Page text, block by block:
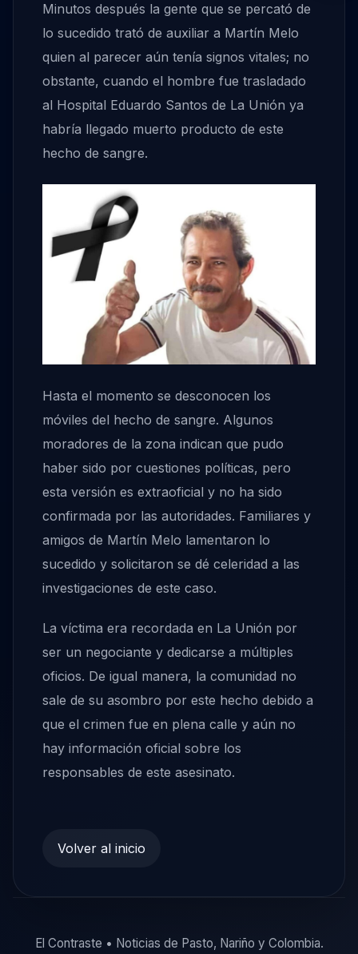
Minutos después la gente que se percató de
lo sucedido trató de auxiliar a Martín Melo
quien al parecer aún tenía signos vitales; no
obstante, cuando el hombre fue trasladado
al Hospital Eduardo Santos de La Unión ya
habría llegado muerto producto de este
hecho de sangre.
Hasta el momento se desconocen los
móviles del hecho de sangre. Algunos
moradores de la zona indican que pudo
haber sido por cuestiones políticas, pero
esta versión es extraoficial y no ha sido
confirmada por las autoridades. Familiares y
amigos de Martín Melo lamentaron lo
sucedido y solicitaron se dé celeridad a las
investigaciones de este caso.
La víctima era recordada en La Unión por
ser un negociante y dedicarse a múltiples
oficios. De igual manera, la comunidad no
sale de su asombro por este hecho debido a
que el crimen fue en plena calle y aún no
hay información oficial sobre los
responsables de este asesinato.
Volver al inicio
El Contraste • Noticias de Pasto, Nariño y Colombia.